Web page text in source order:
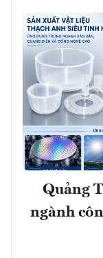
Quảng
ngành